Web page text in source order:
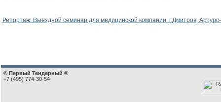
Репортаж: Выездной семинар для медицинской компании. г.Дмитров,
© Первый Тендерный ®
+7 (495) 774-30-54